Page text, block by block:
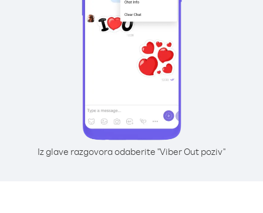
Iz glave razgovora odaberite "Viber Out poziv"